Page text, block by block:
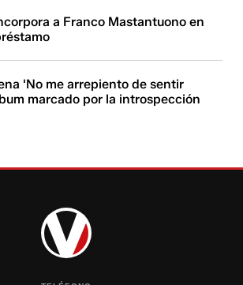
a Franco Mastantuono en
'No me arrepiento de sentir
marcado por la introspección